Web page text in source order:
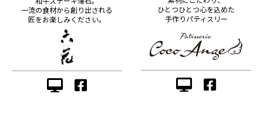
一流の食材から創り出される
匠をお楽しみください。
ひとつひとつ心を込めた
手作りパティスリー